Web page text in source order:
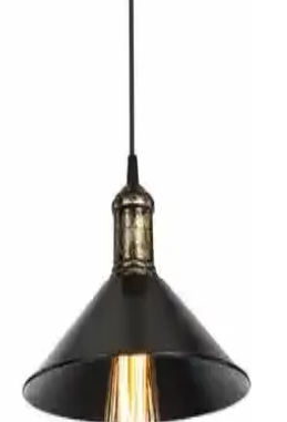
9278-40 modellerinin özellikleri,
evinize en uygun LED
ve Fonksiyonel Ahşap
tasarlanmış, enerji tasarruflu ve
kolay montaj ve dayanıklılık sunar,